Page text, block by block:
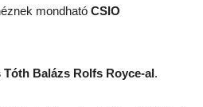
mondható CSIO
Balázs Rolfs Royce-al.